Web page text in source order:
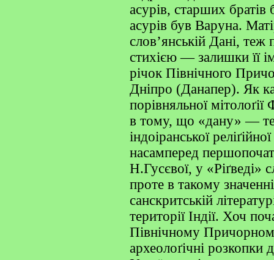
асурів, старших братів
асурів був Варуна.
слов’янській Дані, теж
стихією — залишки її
річок Північного
Дніпро (Данапер). Як
порівняльної
в тому, що «дану» —
індоіранської
насамперед
Н.Гусєвої, у «Ріґведі»
проте в такому
санскритській
території Індії. Хоч
Північному
археолоґічні розкопки